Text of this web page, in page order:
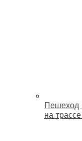
Пешеход
на